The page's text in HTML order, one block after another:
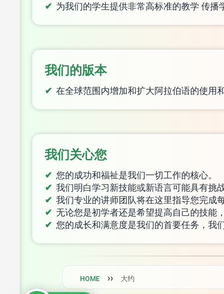
为我们的学生提供非常高标准的教学 传播
我们的版本
在全球范围内增加和扩大阿拉伯语的使用和
我们关心您
您的成功和福祉是我们一切工作的核心。
我们明白学习新技能或新语言可能具有挑
我们专业的讲师团队将在这里指导您完成
无论您是初学者还是希望提高自己的技能
您的成长和满意度是我们的首要任务，我
HOME 大约